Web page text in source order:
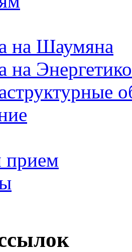
на Шаумяна
на
прием